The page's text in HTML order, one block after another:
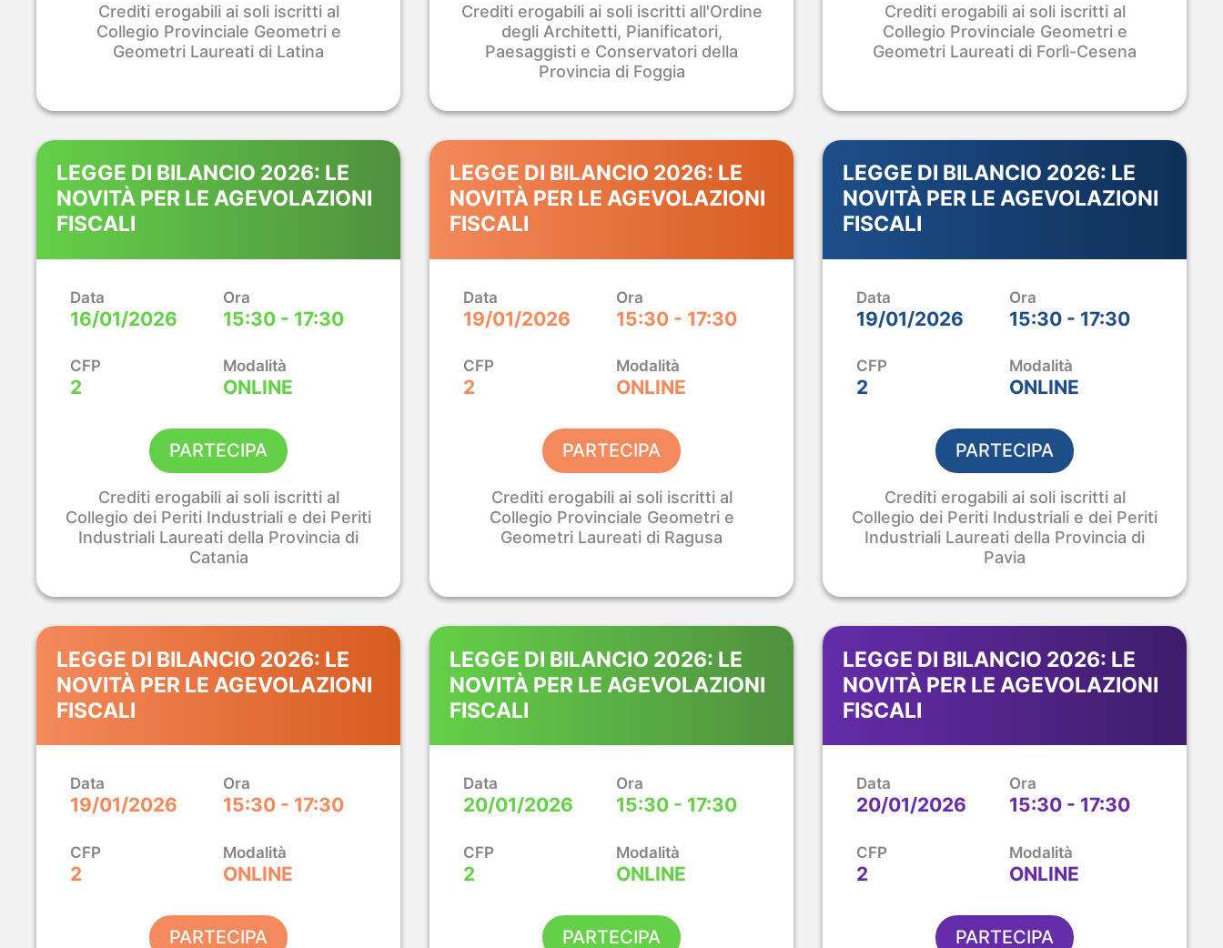
Crediti erogabili ai soli iscritti al
Collegio Provinciale Geometri e
Geometri Laureati di Latina
Crediti erogabili ai soli iscritti all'Ordine
degli Architetti, Pianificatori,
Paesaggisti e Conservatori della
Provincia di Foggia
Crediti erogabili ai soli iscritti al
Collegio Provinciale Geometri e
Geometri Laureati di Forlì-Cesena
LEGGE DI BILANCIO 2026: LE
NOVITÀ PER LE AGEVOLAZIONI
FISCALI
Data Ora
16/01/2026 15:30 - 17:30
CFP Modalità
2 ONLINE
PARTECIPA
Crediti erogabili ai soli iscritti al
Collegio dei Periti Industriali e dei Periti
Industriali Laureati della Provincia di
Catania
LEGGE DI BILANCIO 2026: LE
NOVITÀ PER LE AGEVOLAZIONI
FISCALI
Data Ora
19/01/2026 15:30 - 17:30
CFP Modalità
2 ONLINE
PARTECIPA
Crediti erogabili ai soli iscritti al
Collegio Provinciale Geometri e
Geometri Laureati di Ragusa
LEGGE DI BILANCIO 2026: LE
NOVITÀ PER LE AGEVOLAZIONI
FISCALI
Data Ora
19/01/2026 15:30 - 17:30
CFP Modalità
2 ONLINE
PARTECIPA
Crediti erogabili ai soli iscritti al
Collegio dei Periti Industriali e dei Periti
Industriali Laureati della Provincia di
Pavia
LEGGE DI BILANCIO 2026: LE
NOVITÀ PER LE AGEVOLAZIONI
FISCALI
Data Ora
19/01/2026 15:30 - 17:30
CFP Modalità
2 ONLINE
PARTECIPA
LEGGE DI BILANCIO 2026: LE
NOVITÀ PER LE AGEVOLAZIONI
FISCALI
Data Ora
20/01/2026 15:30 - 17:30
CFP Modalità
2 ONLINE
PARTECIPA
LEGGE DI BILANCIO 2026: LE
NOVITÀ PER LE AGEVOLAZIONI
FISCALI
Data Ora
20/01/2026 15:30 - 17:30
CFP Modalità
2 ONLINE
PARTECIPA